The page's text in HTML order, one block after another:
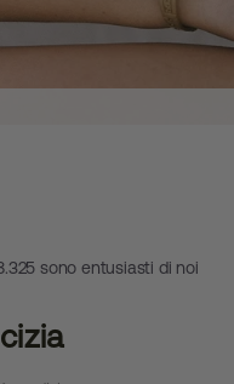
sono entusiasti di noi